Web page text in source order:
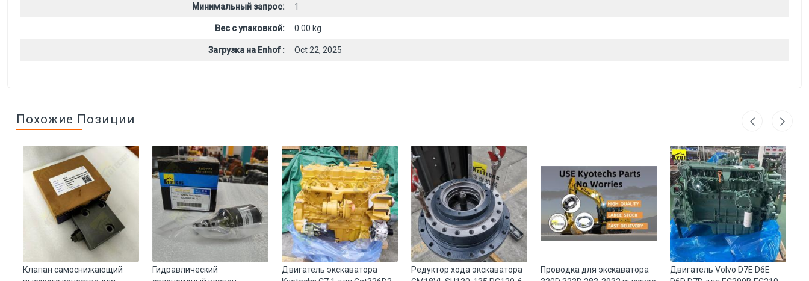
Минимальный запрос: 1
Вес с упаковкой: 0.00 kg
Загрузка на Enhof : Oct 22, 2025
Похожие Позиции
Клапан самоснижающий
Гидравлический
Двигатель экскаватора
Редуктор хода экскаватора
Проводка для экскаватора
Двигатель Volvo D7E D6E